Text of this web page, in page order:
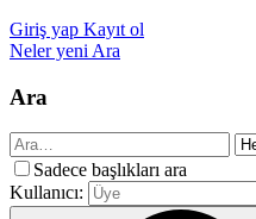
Giriş yap Kayıt ol
Neler yeni Ara
Ara
Sadece başlıkları ara
Kullanıcı: